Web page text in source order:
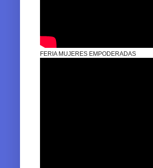
FERIA MUJERES EMPODERADAS